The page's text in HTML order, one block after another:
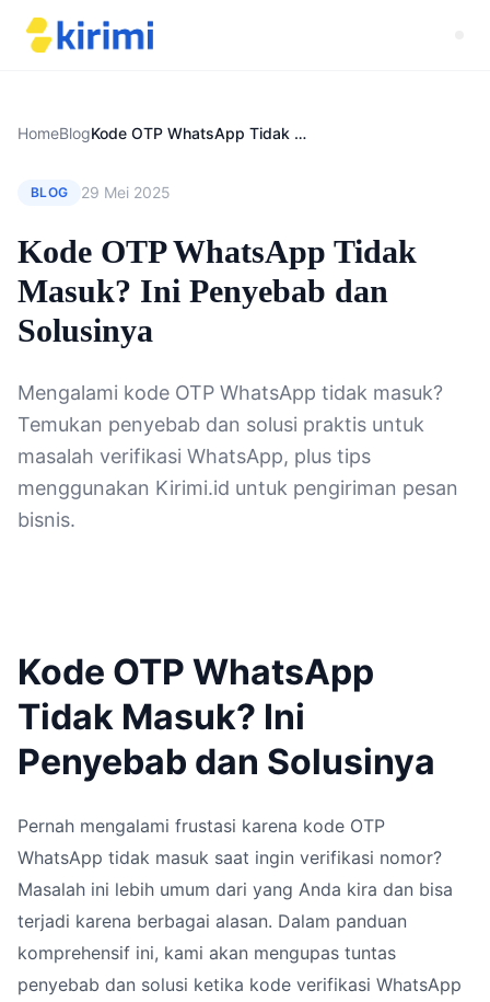
HomeBlog Kode OTP WhatsApp Tidak Masuk? Ini Penyebab dan Solusinya
BLOG 29 Mei 2025
Kode OTP WhatsApp Tidak
Masuk? Ini Penyebab dan
Solusinya
Mengalami kode OTP WhatsApp tidak masuk?
Temukan penyebab dan solusi praktis untuk
masalah verifikasi WhatsApp, plus tips
menggunakan Kirimi.id untuk pengiriman pesan
bisnis.
Kode OTP WhatsApp
Tidak Masuk? Ini
Penyebab dan Solusinya
Pernah mengalami frustasi karena kode OTP
WhatsApp tidak masuk saat ingin verifikasi nomor?
Masalah ini lebih umum dari yang Anda kira dan bisa
terjadi karena berbagai alasan. Dalam panduan
komprehensif ini, kami akan mengupas tuntas
penyebab dan solusi ketika kode verifikasi WhatsApp